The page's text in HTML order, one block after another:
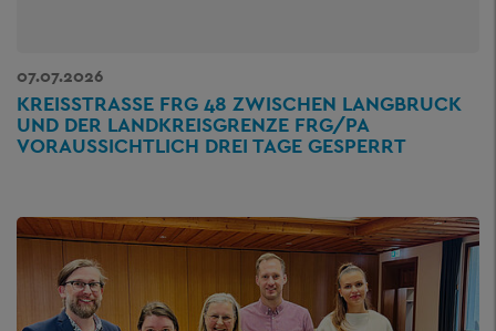
07.07.2026
KREISSTRASSE FRG 48 ZWISCHEN LANGBRUCK U
ND DER LANDKREISGRENZE FRG/PA V
ORAUSSICHTLICH DREI TAGE GESPERRT